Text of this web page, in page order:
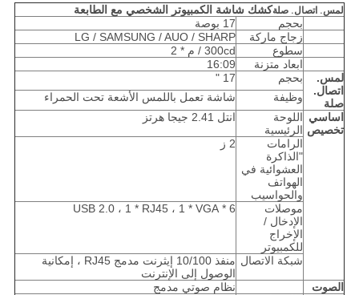
لمس. اتصال. صلةكشك شاشة الكمبيوتر الشخصي مع الطابعة
بحجم
17 بوصة
زجاج ماركة
LG / SAMSUNG / AUO / SHARP
سطوع
300cd / م * 2
ابعاد متزنة
16:09
لمس.
اتصال.
صلة
بحجم
17 "
وظيفة
شاشة تعمل باللمس الأشعة تحت الحمراء
اساسي
تخصيص
اللوحة
الرئيسية
انتل 2.41 جيجا هرتز
الرامات
"الذاكرة
العشوائية في
الهواتف
والحواسيب
2 ز
موصلات
الإدخال /
الإخراج
للكمبيوتر
6 * USB 2.0 ، 1 * RJ45 ، 1 * VGA
شبكة الاتصال
منفذ 10/100 إيثرنت مدمج RJ45 ، إمكانية
الوصول إلى الإنترنت
الصوت
نظام صوتي مدمج